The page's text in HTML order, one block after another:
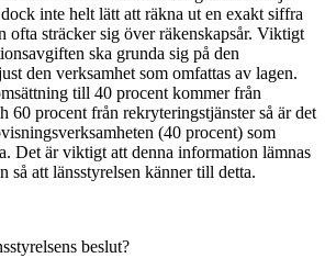
inte helt lätt att räkna ut en exakt siffra
ofta sträcker sig över räkenskapsår. Viktigt
ska grunda sig på den
den verksamhet som omfattas av lagen.
till 40 procent kommer från
60 procent från rekryteringstjänster så är det
(40 procent) som
Det är viktigt att denna information lämnas
så att länsstyrelsen känner till detta.
beslut?